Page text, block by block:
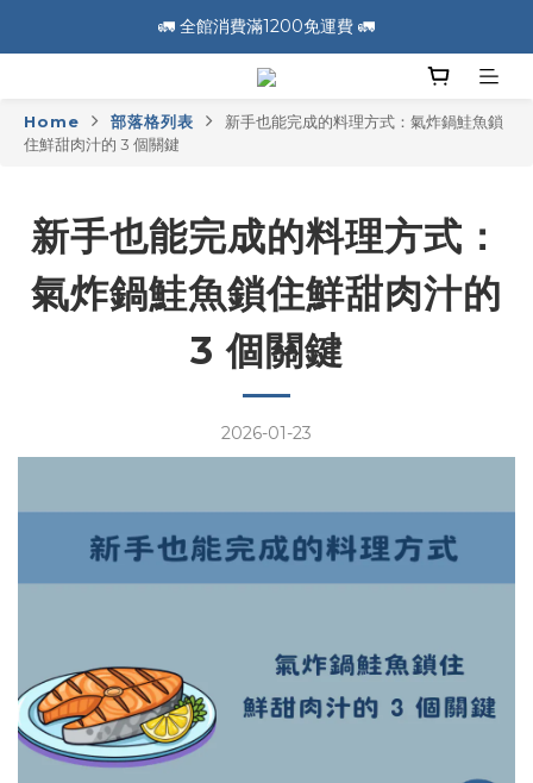
🚛 全館消費滿1200免運費 🚛
🚛 全館消費滿1200免運費 🚛
📣 加入會員送100元購物金 📣
🚛 全館消費滿1200免運費 🚛
Home 部落格列表
新手也能完成的料理方式：氣炸鍋鮭魚鎖
住鮮甜肉汁的 3 個關鍵
新手也能完成的料理方式：
氣炸鍋鮭魚鎖住鮮甜肉汁的
3 個關鍵
2026-01-23